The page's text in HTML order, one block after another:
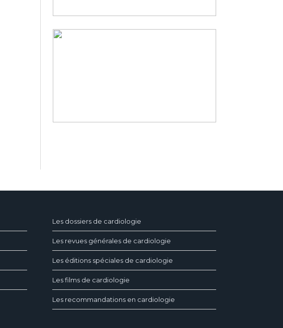
Les dossiers de cardiologie
Les revues générales de cardiologie
Les éditions spéciales de cardiologie
Les films de cardiologie
Les recommandations en cardiologie